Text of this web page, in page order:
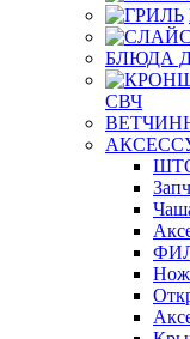
БЛЮДА
СВЧ
Нож